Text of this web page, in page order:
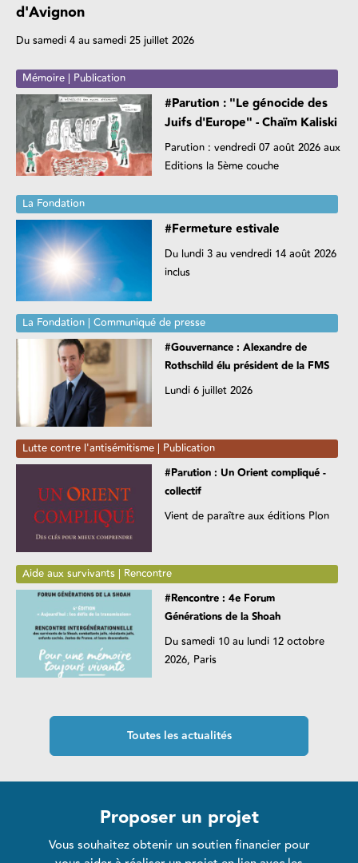
d'Avignon
Du samedi 4 au samedi 25 juillet 2026
Mémoire | Publication
#Parution : "Le génocide des
Juifs d'Europe" - Chaïm Kaliski
Parution : vendredi 07 août 2026 aux
Editions la 5ème couche
La Fondation
#Fermeture estivale
Du lundi 3 au vendredi 14 août 2026
inclus
La Fondation | Communiqué de presse
#Gouvernance : Alexandre de
Rothschild élu président de la FMS
Lundi 6 juillet 2026
Lutte contre l'antisémitisme | Publication
#Parution : Un Orient compliqué -
collectif
Vient de paraître aux éditions Plon
Aide aux survivants | Rencontre
#Rencontre : 4e Forum
Générations de la Shoah
Du samedi 10 au lundi 12 octobre
2026, Paris
Toutes les actualités
Proposer un projet
Vous souhaitez obtenir un soutien financier pour